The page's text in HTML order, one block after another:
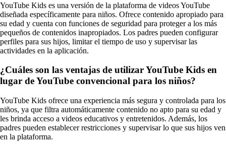
YouTube Kids es una versión de la plataforma de videos YouTube
diseñada específicamente para niños. Ofrece contenido apropiado para
su edad y cuenta con funciones de seguridad para proteger a los más
pequeños de contenidos inapropiados. Los padres pueden configurar
perfiles para sus hijos, limitar el tiempo de uso y supervisar las
actividades en la aplicación.
¿Cuáles son las ventajas de utilizar YouTube Kids en
lugar de YouTube convencional para los niños?
YouTube Kids ofrece una experiencia más segura y controlada para los
niños, ya que filtra automáticamente contenido no apto para su edad y
les brinda acceso a videos educativos y entretenidos. Además, los
padres pueden establecer restricciones y supervisar lo que sus hijos ven
en la plataforma.